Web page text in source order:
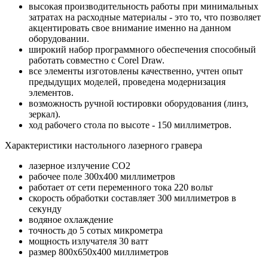
высокая производительность работы при минимальных
затратах на расходные материалы - это то, что позволяет
акцентировать свое внимание именно на данном
оборудовании.
широкий набор программного обеспечения способный
работать совместно с Corel Draw.
все элементы изготовлены качественно, учтен опыт
предыдущих моделей, проведена модернизация
элементов.
возможность ручной юстировки оборудования (линз,
зеркал).
ход рабочего стола по высоте - 150 миллиметров.
Характеристики настольного лазерного гравера
лазерное излучение СО2
рабочее поле 300х400 миллиметров
работает от сети переменного тока 220 вольт
скорость обработки составляет 300 миллиметров в
секунду
водяное охлаждение
точность до 5 сотых микрометра
мощность излучателя 30 ватт
размер 800х650х400 миллиметров